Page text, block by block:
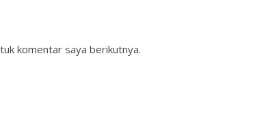
komentar saya berikutnya.